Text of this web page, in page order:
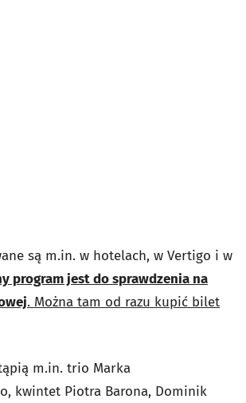
są m.in. w hotelach, w Vertigo i w
program jest do sprawdzenia na
. Można tam od razu kupić bilet
m.in. trio Marka
kwintet Piotra Barona, Dominik